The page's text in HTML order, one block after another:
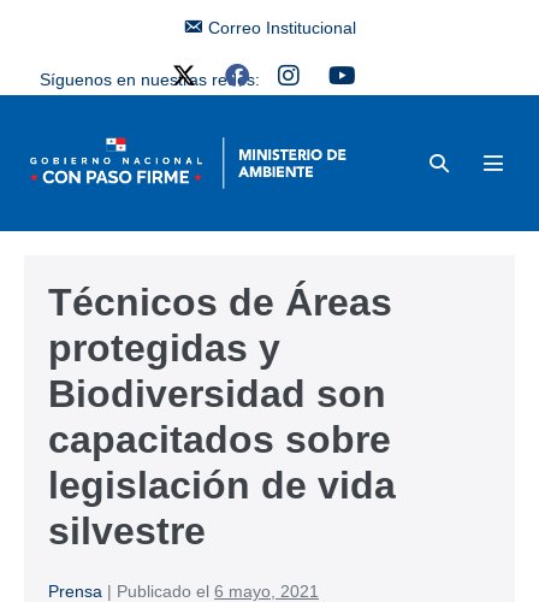
Correo Institucional
Síguenos en nuestras redes:
Técnicos de Áreas
protegidas y
Biodiversidad son
capacitados sobre
legislación de vida
silvestre
Prensa | Publicado el 6 mayo, 2021